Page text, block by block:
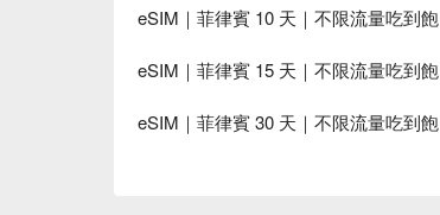
eSIM｜菲律賓 10 天｜不限流量吃到飽
eSIM｜菲律賓 15 天｜不限流量吃到飽
eSIM｜菲律賓 30 天｜不限流量吃到飽